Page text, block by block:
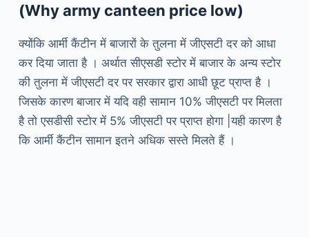
(Why army canteen price low)
क्योंकि आर्मी कैंटीन में बाजारों के तुलना में जीएसटी दर को आधा
कर दिया जाता है । अर्थात सीएसडी स्टोर में बाजार के अन्य स्टोर
की तुलना में जीएसटी दर पर सरकार द्वारा आधी छूट प्राप्त है ।
जिसके कारण बाजार में यदि वही सामान 10% जीएसटी पर मिलता
है तो एसडीसी स्टोर में 5% जीएसटी पर प्राप्त होगा |यही कारण है
कि आर्मी कैंटीन सामान इतने अधिक सस्ते मिलते हैं ।